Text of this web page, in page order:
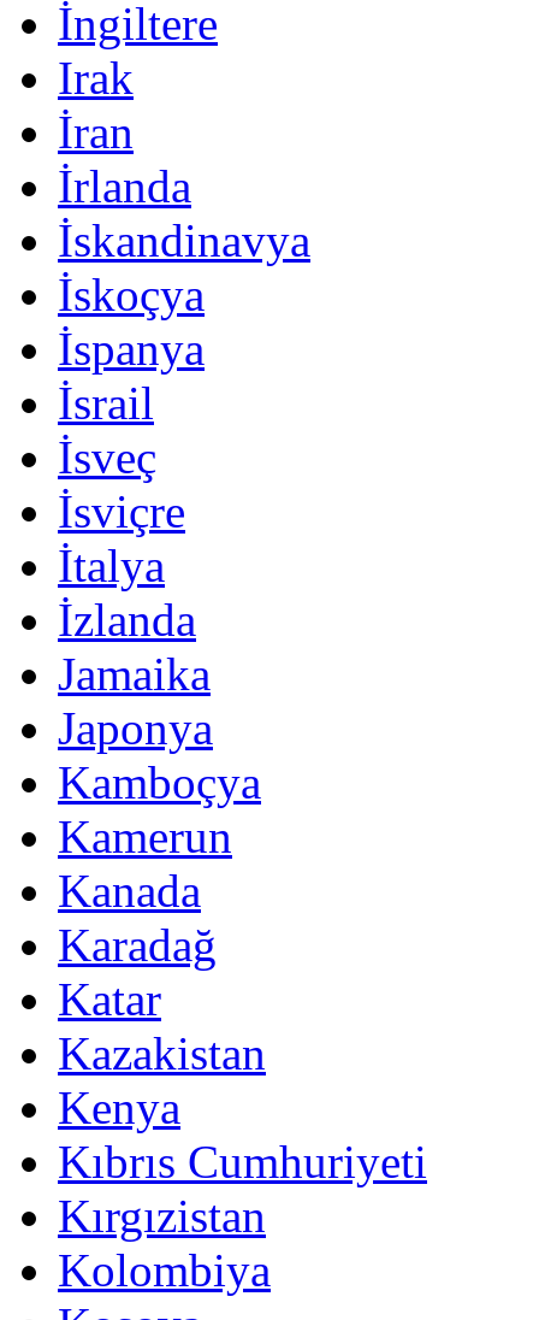
İngiltere
Irak
İran
İrlanda
İskandinavya
İskoçya
İspanya
İsrail
İsveç
İsviçre
İtalya
İzlanda
Jamaika
Japonya
Kamboçya
Kamerun
Kanada
Karadağ
Katar
Kazakistan
Kenya
Kıbrıs Cumhuriyeti
Kırgızistan
Kolombiya